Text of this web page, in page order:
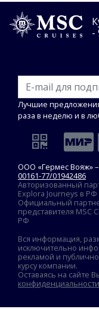
-
Лучшие
раза в неделю и в
ООО «Гермес Вояж» –
00161-77/01942486
Авторизованный
Explora Journeys в РФ
Официальный
представителя MSC
РФ
Вся информация,
исключительно
рекламой и
курсу компании.
Оставаясь на сайте
конфиденциальности